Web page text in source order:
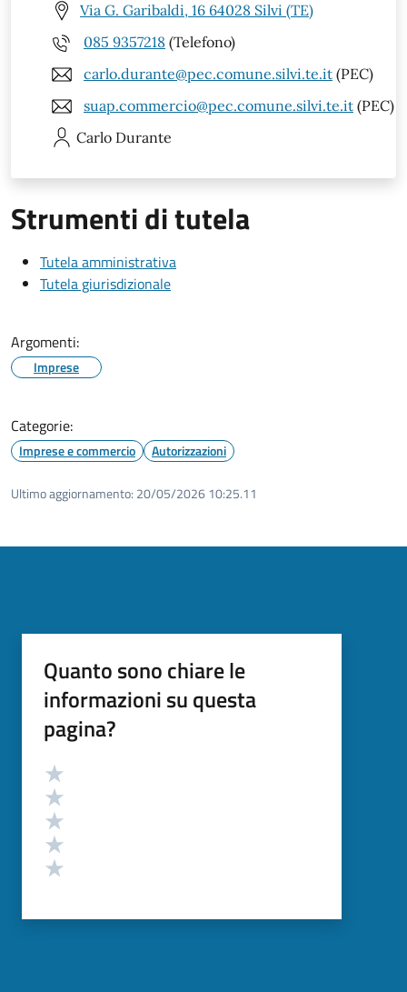
Via G. Garibaldi, 16 64028 Silvi (TE)
085 9357218 (Telefono)
carlo.durante@pec.comune.silvi.te.it (PEC)
suap.commercio@pec.comune.silvi.te.it (PEC)
Carlo Durante
Strumenti di tutela
Tutela amministrativa
Tutela giurisdizionale
Argomenti:
Imprese
Categorie:
Imprese e commercio Autorizzazioni
Ultimo aggiornamento: 20/05/2026 10:25.11
Quanto sono chiare le
informazioni su questa
pagina?
Valutazione